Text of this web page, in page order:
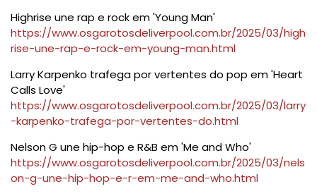
Highrise une rap e rock em 'Young Man'
https://www.osgarotosdeliverpool.com.br/2025/03/high
rise-une-rap-e-rock-em-young-man.html
Larry Karpenko trafega por vertentes do pop em 'Heart
Calls Love'
https://www.osgarotosdeliverpool.com.br/2025/03/larry
-karpenko-trafega-por-vertentes-do.html
Nelson G une hip-hop e R&B em 'Me and Who'
https://www.osgarotosdeliverpool.com.br/2025/03/nels
on-g-une-hip-hop-e-r-em-me-and-who.html